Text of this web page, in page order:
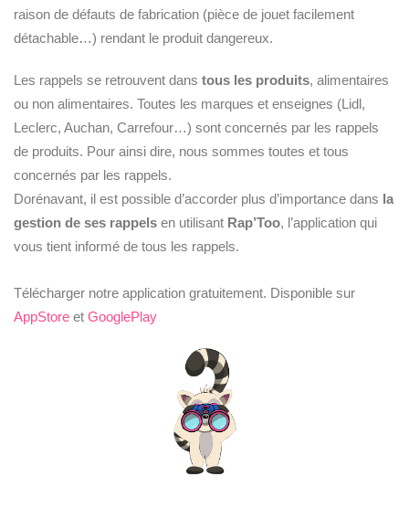
raison de défauts de fabrication (pièce de jouet facilement
détachable…) rendant le produit dangereux.
Les rappels se retrouvent dans tous les produits, alimentaires
ou non alimentaires. Toutes les marques et enseignes (Lidl,
Leclerc, Auchan, Carrefour…) sont concernés par les rappels
de produits. Pour ainsi dire, nous sommes toutes et tous
concernés par les rappels.
Dorénavant, il est possible d’accorder plus d’importance dans la
gestion de ses rappels en utilisant Rap’Too, l’application qui
vous tient informé de tous les rappels.
Télécharger notre application gratuitement. Disponible sur
AppStore et GooglePlay